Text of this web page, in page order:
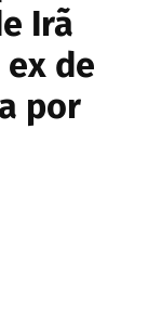
Irã
de
por